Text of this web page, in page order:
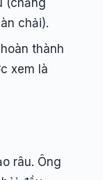
(chẳng
chải).
thành
xem là
râu. Ông